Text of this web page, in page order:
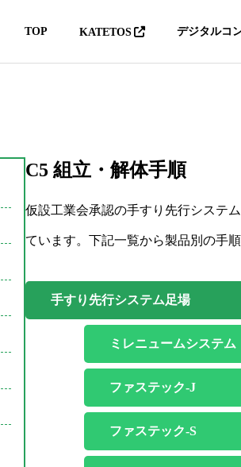
TOP KATETOS デジタルコ
8D BIM安全衛生情報デジ
C5 組立・解体手順
仮設工業会承認の手すり先行システ
ています。下記一覧から製品別の手
手すり先行システム足場
ミレニュームシステム
ファステック-J
ファステック-S